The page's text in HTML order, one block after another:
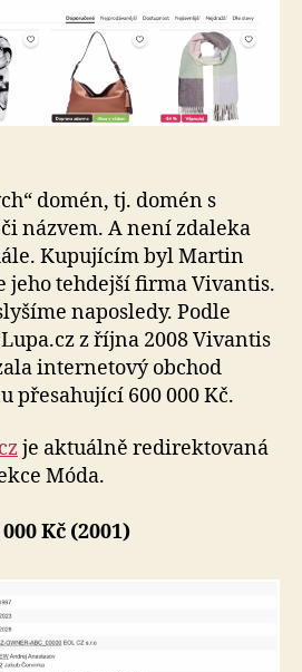
domén, tj. domén s
názvem. A není zdaleka
Kupujícím byl Martin
jeho tehdejší firma Vivantis.
naposledy. Podle
z října 2008 Vivantis
internetový obchod
přesahující 600 000 Kč.
je aktuálně redirektovaná
Móda.
Kč (2001)